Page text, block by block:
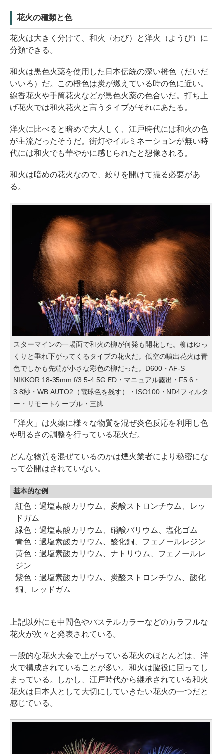
花火の種類と色
花火は大きく分けて、和火（わび）と洋火（ようび）に
分類できる。
和火は黒色火薬を使用した日本伝統の深い橙色（だいだ
いいろ）だ。この橙色は炭が燃えている時の色に近い。
線香花火や手筒花火などが黒色火薬の色合いだ。打ち上
げ花火では和火花火と言うタイプがそれにあたる。
洋火に比べると暗めで大人しく、江戸時代には和火の色
が主流だったそうだ。街灯やイルミネーションが無い時
代には和火でも華やかに感じられたと想像される。
和火は暗めの花火なので、絞りを開けて撮る必要があ
る。
スターマインの一場面で和火の柳が何発も開花した。柳はゆっ
くりと垂れ下がってくるタイプの花火だ。低空の噴出花火は青
色でしかも先端が小さな彩色の柳だった。D600・AF-S
NIKKOR 18-35mm f/3.5-4.5G ED・マニュアル露出・F5.6・
3.8秒・WB:AUTO2（電球色を残す）・ISO100・ND4フィルタ
ー・リモートケーブル・三脚
「洋火」は火薬に様々な物質を混ぜ炎色反応を利用し色
や明るさの調整を行っている花火だ。
どんな物質を混ぜているのかは煙火業者により秘密にな
って公開はされていない。
基本的な例
紅色：過塩素酸カリウム、炭酸ストロンチウム、レッ
ドガム
緑色：過塩素酸カリウム、硝酸バリウム、塩化ゴム
青色：過塩素酸カリウム、酸化銅、フェノールレジン
黄色：過塩素酸カリウム、ナトリウム、フェノールレ
ジン
紫色：過塩素酸カリウム、炭酸ストロンチウム、酸化
銅、レッドガム
上記以外にも中間色やパステルカラーなどのカラフルな
花火が次々と発表されている。
一般的な花火大会で上がっている花火のほとんどは、洋
火で構成されていることが多い。和火は脇役に回ってし
まっている。しかし、江戸時代から継承されている和火
花火は日本人として大切にしていきたい花火の一つだと
感じている。